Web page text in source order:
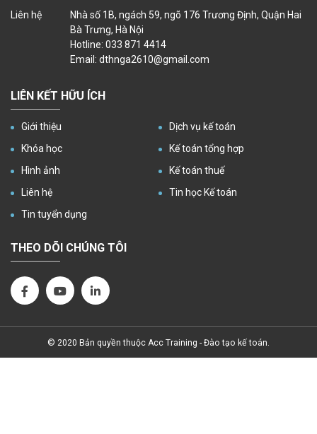
Liên hệ
Nhà số 1B, ngách 59, ngõ 176 Trương Định, Quận Hai
Bà Trưng, Hà Nội
Hotline: 033 871 4414
Email: dthnga2610@gmail.com
LIÊN KẾT HỮU ÍCH
Giới thiệu
Dịch vụ kế toán
Khóa học
Kế toán tổng hợp
Hình ảnh
Kế toán thuế
Liên hệ
Tin học Kế toán
Tin tuyển dụng
THEO DÕI CHÚNG TÔI
© 2020 Bản quyền thuộc Acc Training - Đào tạo kế toán.